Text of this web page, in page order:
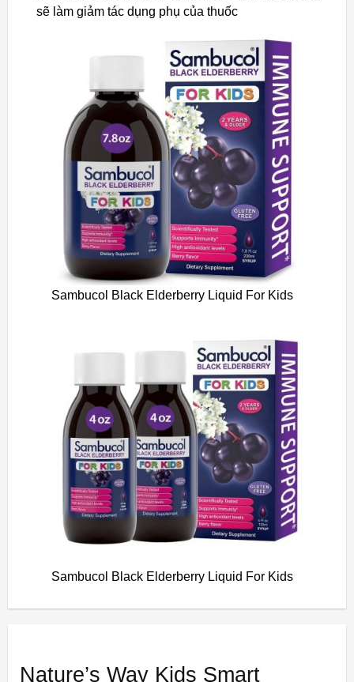
sẽ làm giảm tác dụng phụ của thuốc
Sambucol Black Elderberry Liquid For Kids
Sambucol Black Elderberry Liquid For Kids
Nature’s Way Kids Smart